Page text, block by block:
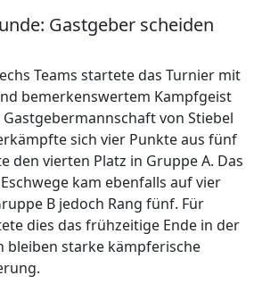
Gastgeber scheiden
Teams startete das Turnier mit
bemerkenswertem Kampfgeist
von Stiebel
sich vier Punkte aus fünf
den vierten Platz in Gruppe A. Das
kam ebenfalls auf vier
B jedoch Rang fünf. Für
dies das frühzeitige Ende in der
bleiben starke kämpferische